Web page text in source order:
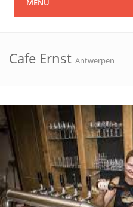
MENU
Cafe Ernst Antwerpen